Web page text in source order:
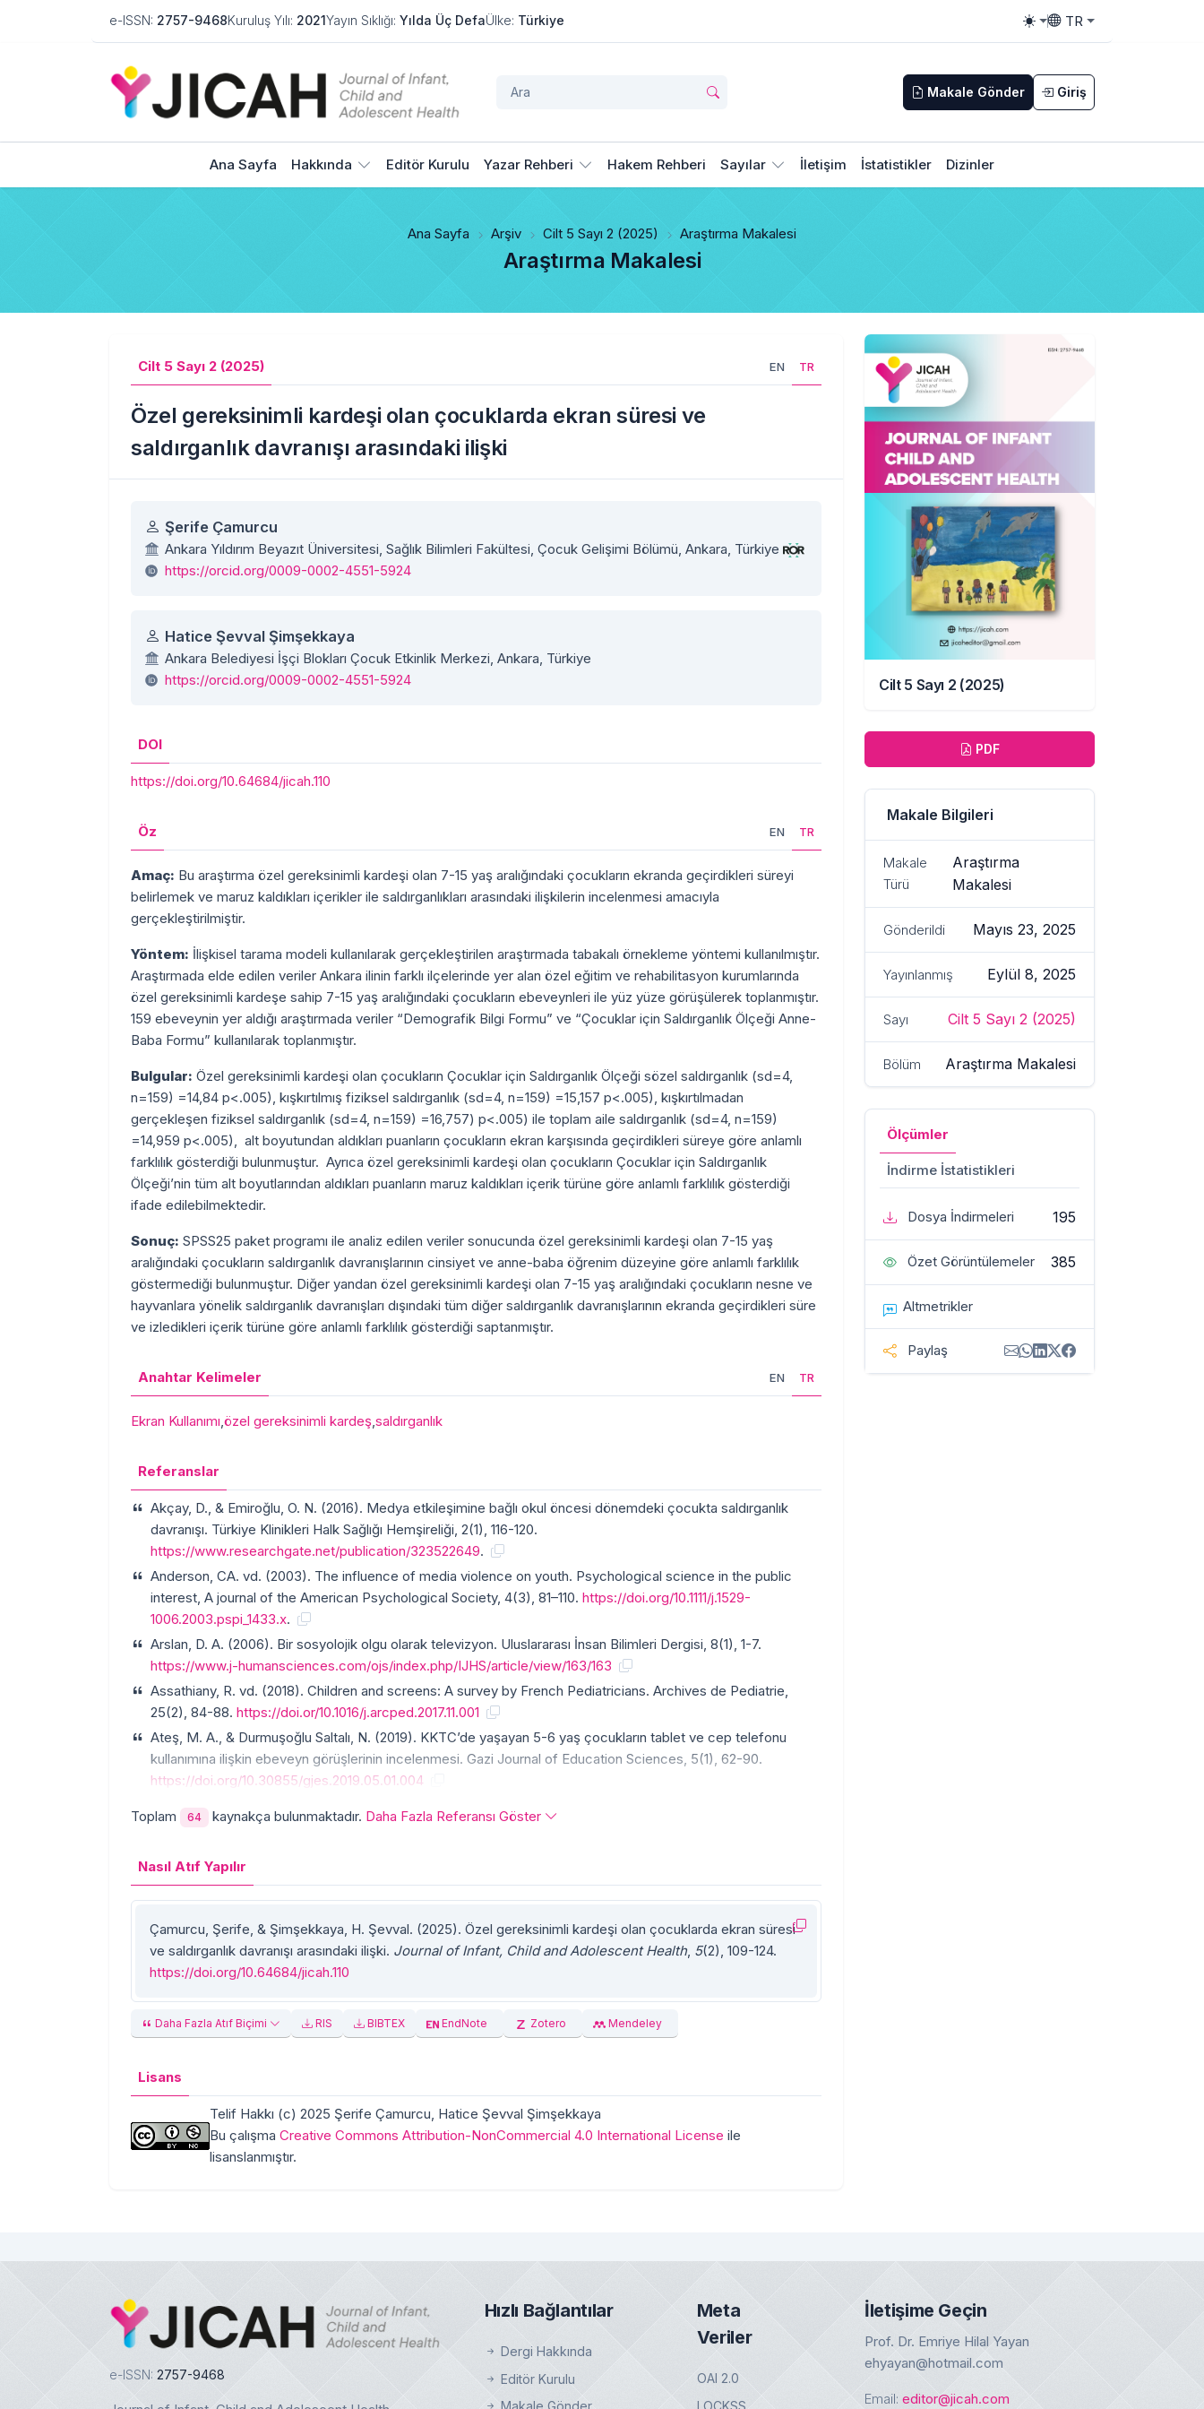
e-ISSN: 2757-9468Kuruluş Yılı: 2021Yayın Sıklığı: Yılda Üç DefaÜlke: Türkiye
Toggle theme
TR
Toggle language
Makale Gönder Giriş
Ana Sayfa Hakkında Editör Kurulu Yazar Rehberi Hakem Rehberi Sayılar İletişim İstatistikler Dizinler
Ana Sayfa Arşiv Cilt 5 Sayı 2 (2025) Araştırma Makalesi
Araştırma Makalesi
Cilt 5 Sayı 2 (2025) EN TR
Özel gereksinimli kardeşi olan çocuklarda ekran süresi ve
saldırganlık davranışı arasındaki ilişki
Yazarlar
Şerife Çamurcu
Ankara Yıldırım Beyazıt Üniversitesi, Sağlık Bilimleri Fakültesi, Çocuk Gelişimi Bölümü, Ankara, Türkiye
https://orcid.org/0009-0002-4551-5924
Hatice Şevval Şimşekkaya
Ankara Belediyesi İşçi Blokları Çocuk Etkinlik Merkezi, Ankara, Türkiye
https://orcid.org/0009-0002-4551-5924
DOI
https://doi.org/10.64684/jicah.110
Öz EN TR
Amaç: Bu araştırma özel gereksinimli kardeşi olan 7-15 yaş aralığındaki çocukların ekranda geçirdikleri süreyi
belirlemek ve maruz kaldıkları içerikler ile saldırganlıkları arasındaki ilişkilerin incelenmesi amacıyla
gerçekleştirilmiştir.
Yöntem: İlişkisel tarama modeli kullanılarak gerçekleştirilen araştırmada tabakalı örnekleme yöntemi kullanılmıştır.
Araştırmada elde edilen veriler Ankara ilinin farklı ilçelerinde yer alan özel eğitim ve rehabilitasyon kurumlarında
özel gereksinimli kardeşe sahip 7-15 yaş aralığındaki çocukların ebeveynleri ile yüz yüze görüşülerek toplanmıştır.
159 ebeveynin yer aldığı araştırmada veriler “Demografik Bilgi Formu” ve “Çocuklar için Saldırganlık Ölçeği Anne-
Baba Formu” kullanılarak toplanmıştır.
Bulgular: Özel gereksinimli kardeşi olan çocukların Çocuklar için Saldırganlık Ölçeği sözel saldırganlık (sd=4,
n=159) =14,84 p<.005), kışkırtılmış fiziksel saldırganlık (sd=4, n=159) =15,157 p<.005), kışkırtılmadan
gerçekleşen fiziksel saldırganlık (sd=4, n=159) =16,757) p<.005) ile toplam aile saldırganlık (sd=4, n=159)
=14,959 p<.005), alt boyutundan aldıkları puanların çocukların ekran karşısında geçirdikleri süreye göre anlamlı
farklılık gösterdiği bulunmuştur. Ayrıca özel gereksinimli kardeşi olan çocukların Çocuklar için Saldırganlık
Ölçeği’nin tüm alt boyutlarından aldıkları puanların maruz kaldıkları içerik türüne göre anlamlı farklılık gösterdiği
ifade edilebilmektedir.
Sonuç: SPSS25 paket programı ile analiz edilen veriler sonucunda özel gereksinimli kardeşi olan 7-15 yaş
aralığındaki çocukların saldırganlık davranışlarının cinsiyet ve anne-baba öğrenim düzeyine göre anlamlı farklılık
göstermediği bulunmuştur. Diğer yandan özel gereksinimli kardeşi olan 7-15 yaş aralığındaki çocukların nesne ve
hayvanlara yönelik saldırganlık davranışları dışındaki tüm diğer saldırganlık davranışlarının ekranda geçirdikleri süre
ve izledikleri içerik türüne göre anlamlı farklılık gösterdiği saptanmıştır.
Anahtar Kelimeler EN TR
Ekran Kullanımı,özel gereksinimli kardeş,saldırganlık
Referanslar
Akçay, D., & Emiroğlu, O. N. (2016). Medya etkileşimine bağlı okul öncesi dönemdeki çocukta saldırganlık
davranışı. Türkiye Klinikleri Halk Sağlığı Hemşireliği, 2(1), 116-120.
https://www.researchgate.net/publication/323522649.
Anderson, CA. vd. (2003). The influence of media violence on youth. Psychological science in the public
interest, A journal of the American Psychological Society, 4(3), 81–110.https://doi.org/10.1111/j.1529-
1006.2003.pspi_1433.x.
Arslan, D. A. (2006). Bir sosyolojik olgu olarak televizyon. Uluslararası İnsan Bilimleri Dergisi, 8(1), 1-7.
https://www.j-humansciences.com/ojs/index.php/IJHS/article/view/163/163
Assathiany, R. vd. (2018). Children and screens: A survey by French Pediatricians. Archives de Pediatrie,
25(2), 84-88.https://doi.or/10.1016/j.arcped.2017.11.001
Ateş, M. A., & Durmuşoğlu Saltalı, N. (2019). KKTC’de yaşayan 5-6 yaş çocukların tablet ve cep telefonu
kullanımına ilişkin ebeveyn görüşlerinin incelenmesi. Gazi Journal of Education Sciences, 5(1), 62-90.
https://doi.org/10.30855/gjes.2019.05.01.004
Toplam 64 kaynakça bulunmaktadır. Daha Fazla Referansı Göster
Nasıl Atıf Yapılır
Çamurcu, Şerife, & Şimşekkaya, H. Şevval. (2025). Özel gereksinimli kardeşi olan çocuklarda ekran süresi
ve saldırganlık davranışı arasındaki ilişki. Journal of Infant, Child and Adolescent Health, 5(2), 109-124.
https://doi.org/10.64684/jicah.110
Daha Fazla Atıf Biçimi RIS BIBTEX EndNote Zotero Mendeley
Lisans
Telif Hakkı (c) 2025 Şerife Çamurcu, Hatice Şevval Şimşekkaya
Bu çalışma Creative Commons Attribution-NonCommercial 4.0 International License ile
lisanslanmıştır.
Cilt 5 Sayı 2 (2025)
PDF
Makale Bilgileri
Makale
Türü
Araştırma
Makalesi
Gönderildi Mayıs 23, 2025
Yayınlanmış Eylül 8, 2025
Sayı Cilt 5 Sayı 2 (2025)
Bölüm Araştırma Makalesi
Ölçümler
İndirme İstatistikleri
Dosya İndirmeleri 195
Özet Görüntülemeler 385
Altmetrikler
Paylaş
e-ISSN: 2757-9468
Hızlı Bağlantılar
Dergi Hakkında
Editör Kurulu
Meta
Veriler
OAI 2.0
LOCKSS
İletişime Geçin
Prof. Dr. Emriye Hilal Yayan
ehyayan@hotmail.com
Email: editor@jicah.com